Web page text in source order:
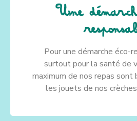
Une
Pour une démarche éco-
surtout pour la santé de
maximum de nos repas
les jouets de nos